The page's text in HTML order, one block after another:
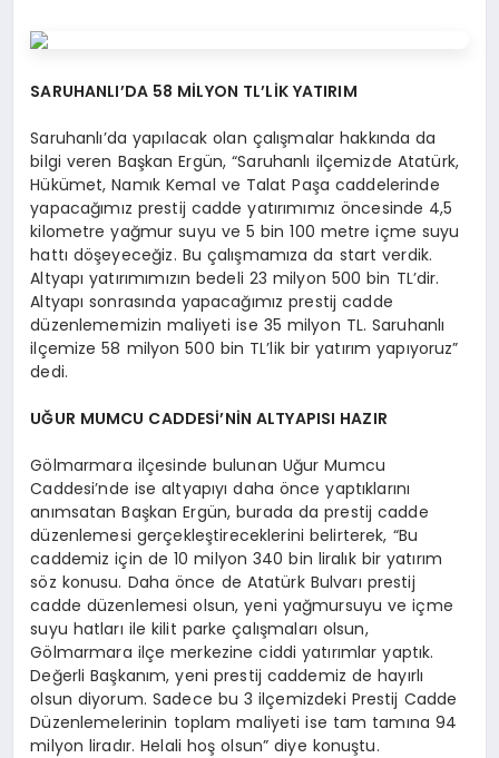
SARUHANLI’DA 58 MİLYON TL’LİK YATIRIM
Saruhanlı’da yapılacak olan çalışmalar hakkında da
bilgi veren Başkan Ergün, “Saruhanlı ilçemizde Atatürk,
Hükümet, Namık Kemal ve Talat Paşa caddelerinde
yapacağımız prestij cadde yatırımımız öncesinde 4,5
kilometre yağmur suyu ve 5 bin 100 metre içme suyu
hattı döşeyeceğiz. Bu çalışmamıza da start verdik.
Altyapı yatırımımızın bedeli 23 milyon 500 bin TL’dir.
Altyapı sonrasında yapacağımız prestij cadde
düzenlememizin maliyeti ise 35 milyon TL. Saruhanlı
ilçemize 58 milyon 500 bin TL’lik bir yatırım yapıyoruz”
dedi.
UĞUR MUMCU CADDESİ’NİN ALTYAPISI HAZIR
Gölmarmara ilçesinde bulunan Uğur Mumcu
Caddesi’nde ise altyapıyı daha önce yaptıklarını
anımsatan Başkan Ergün, burada da prestij cadde
düzenlemesi gerçekleştireceklerini belirterek, “Bu
caddemiz için de 10 milyon 340 bin liralık bir yatırım
söz konusu. Daha önce de Atatürk Bulvarı prestij
cadde düzenlemesi olsun, yeni yağmursuyu ve içme
suyu hatları ile kilit parke çalışmaları olsun,
Gölmarmara ilçe merkezine ciddi yatırımlar yaptık.
Değerli Başkanım, yeni prestij caddemiz de hayırlı
olsun diyorum. Sadece bu 3 ilçemizdeki Prestij Cadde
Düzenlemelerinin toplam maliyeti ise tam tamına 94
milyon liradır. Helali hoş olsun” diye konuştu.